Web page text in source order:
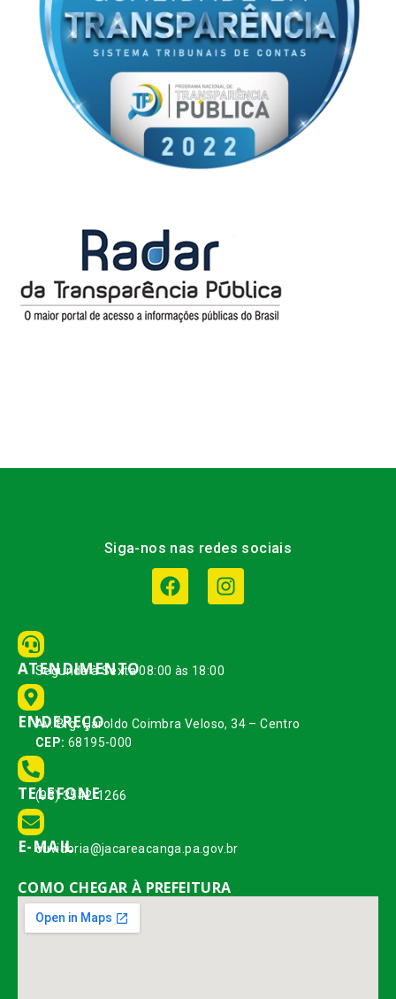
Siga-nos nas redes sociais
ATENDIMENTO
Segunda à Sexta 08:00 às 18:00
ENDEREÇO
Av. Brg. Haroldo Coimbra Veloso, 34 – Centro
CEP: 68195-000
TELEFONE
(93) 3542-1266
E-MAIL
ouvidoria@jacareacanga.pa.gov.br
COMO CHEGAR À PREFEITURA